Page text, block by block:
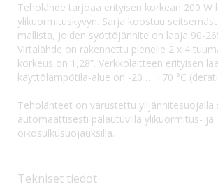
Teholähde tarjoaa erityisen korkean 200 W
ylikuormituskyvyn. Sarja koostuu
mallista, joiden syöttöjännite on laaja 90-
Virtalähde on rakennettu pienelle 2 x 4
korkeus on 1,28”. Verkkolaitteen erityisen
käyttölämpötila-alue on -20 … +70 °C
Teholähteet on varustettu ylijännitesuojalla
automaattisesti palautuvilla ylikuormitus- ja
oikosulkusuojauksilla.
Tekniset tiedot